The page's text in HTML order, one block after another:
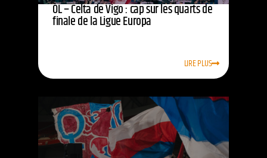
OL – Celta de Vigo : cap sur les quarts de
finale de la Ligue Europa
LIRE PLUS